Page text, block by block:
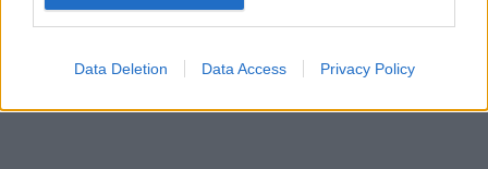
Data Deletion Data Access Privacy Policy